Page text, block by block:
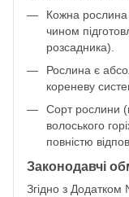
Кожна
чином
розсадника).
Рослина є
кореневу
Сорт рослини
волоського
повністю
Законодавчі
Згідно з Додатком